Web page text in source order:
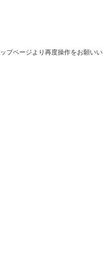
プページより再度操作をお願いい